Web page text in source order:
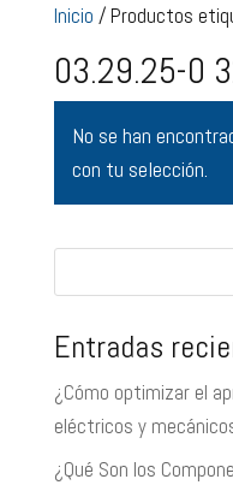
Inicio / Productos
03.29.25-0
No se han
con tu selección.
Entradas
¿Cómo optimizar el
eléctricos y
¿Qué Son los